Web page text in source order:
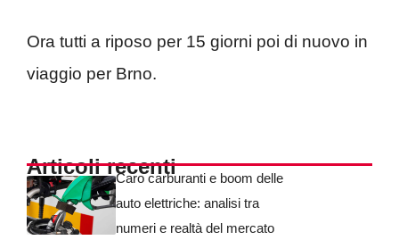
Ora tutti a riposo per 15 giorni poi di nuovo in
viaggio per Brno.
Articoli recentiCaro carburanti e boom delle
auto elettriche: analisi tra
numeri e realtà del mercato